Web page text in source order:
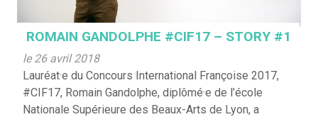
ROMAIN GANDOLPHE #CIF17 – STORY #1
le 26 avril 2018
Lauréat·e du Concours International Françoise 2017,
#CIF17, Romain Gandolphe, diplômé·e de l’école
Nationale Supérieure des Beaux-Arts de Lyon, a